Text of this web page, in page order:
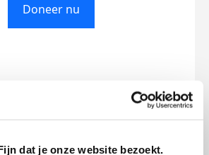
dat je onze website bezoekt.
Doneer nu
Streefbedrag
€750